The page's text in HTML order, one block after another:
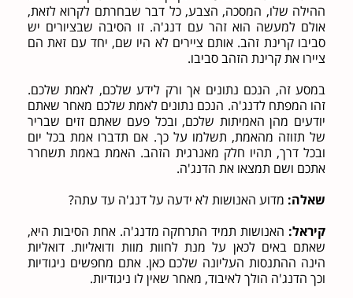
ההילה שלו, המסכה, הצבע, כל דבר שבחרתם לקרוא לזאת,
אולם למעשה הוא זהר עם דנג'ה. זו הסיבה שבציורים יש
סביבו קרינת זהב. אותם ציירים לא היו שם, יחד עם זאת הם
ציירו את קרינת הזהב סביבו.
במסע זה, הנכם נתונים אך ורק לידע שלכם, לאמת שלכם.
זהו המפתח לדנג'ה. הנכם נתונים לאמת שלכם מאחר שאתם
יודעים מהן האמיתות שלכם, ובכל פעם שאתם זזים שבריר
של תזוזה מהאמת, תשלמו על כך. אם תדברו אמת בכל יום
ובכל דרך, תהיו חלק מאנרגית הזהב. האמת באמת תשחרר
אתכם ושם תמצאו את הדנג'ה.
שאלה:מדוע האנושות לא ידעה על דנג'ה עד עתה?
קיראל:האנושות תמיד התרחקה מדנג'ה. אחת הסיבות היא,
שאתם באים לכאן על מנת לחוות מוות ודואליות. דואליות
הינה ההתנסות העליונה שלכם כאן. אתם מחפשים ניגודיות
וכך הדנג'ה הולך לאיבוד, מאחר שאין לו ניגודיות.